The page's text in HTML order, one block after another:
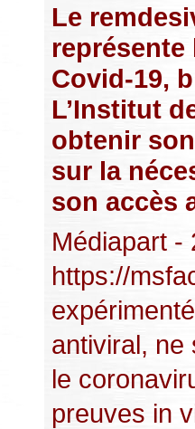
Le
représente
Covid-19,
L’Institut
obtenir
sur la
son accès
Médiapart -
https://
antiviral, ne
le
preuves in